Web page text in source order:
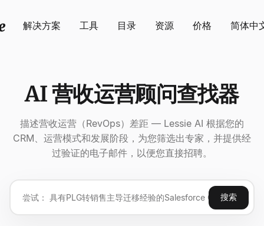
解决方案 工具 目录 资源 价格 简体中
AI 营收运营顾问查找器
描述营收运营（RevOps）差距 — Lessie AI 根据您的
CRM、运营模式和发展阶段，为您筛选出专家，并提供经
过验证的电子邮件，以便您直接招聘。
搜索